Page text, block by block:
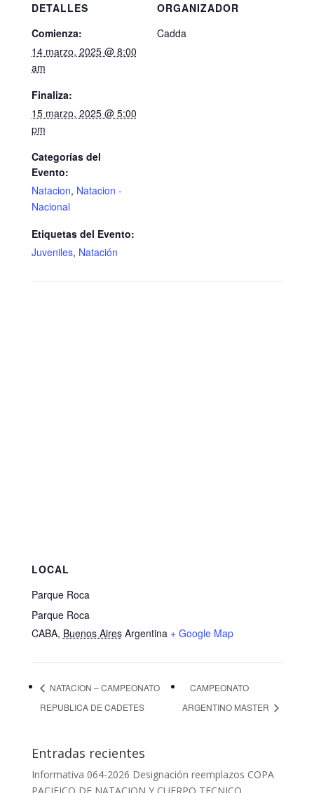
DETALLES
Comienza:
14 marzo, 2025 @ 8:00
am
Finaliza:
15 marzo, 2025 @ 5:00
pm
Categorías del
Evento:
Natacion, Natacion -
Nacional
Etiquetas del Evento:
Juveniles, Natación
ORGANIZADOR
Cadda
LOCAL
Parque Roca
Parque Roca
CABA, Buenos Aires Argentina + Google Map
NATACION – CAMPEONATO
REPUBLICA DE CADETES
CAMPEONATO
ARGENTINO MASTER
Entradas recientes
Informativa 064-2026 Designación reemplazos COPA